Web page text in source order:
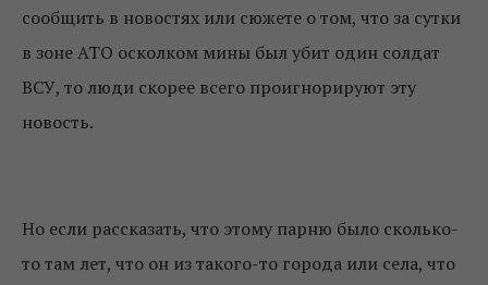
сообщить в новостях или сюжете о том, что за сутки
в зоне АТО осколком мины был убит один солдат
ВСУ, то люди скорее всего проигнорируют эту
новость.
Но если рассказать, что этому парню было сколько-
то там лет, что он из такого-то города или села, что